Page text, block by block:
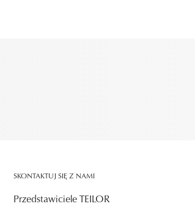
SKONTAKTUJ SIĘ Z NAMI
Przedstawiciele TEILOR